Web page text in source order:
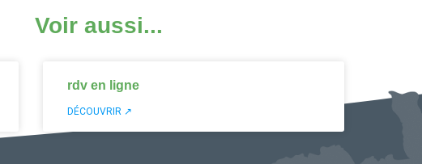
Voir aussi...
rdv en ligne
DÉCOUVRIR ↗